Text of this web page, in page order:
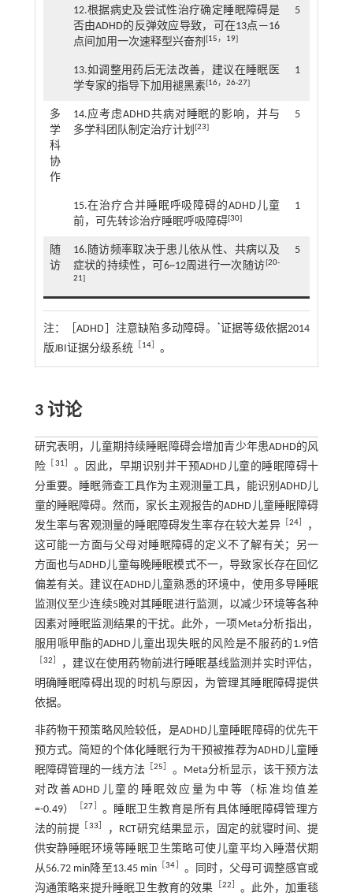
12.根据病史及尝试性治疗确定睡眠障碍是
否由ADHD的反弹效应导致，可在13点—16
点间加用一次速释型兴奋剂 [15， 19]
5
13.如调整用药后无法改善，建议在睡眠医
学专家的指导下加用褪黑素[16， 26-27]
1
多
学
科
协
作
14.应考虑ADHD共病对睡眠的影响，并与
多学科团队制定治疗计划 [23]
5
15.在治疗合并睡眠呼吸障碍的ADHD儿童
前，可先转诊治疗睡眠呼吸障碍[30]
1
随
访
16.随访频率取决于患儿依从性、共病以及
症状的持续性，可6~12周进行一次随访[20-
21]
5
注： ［ADHD］注意缺陷多动障碍。 *证据等级依据2014
版JBI证据分级系统［14］ 。
3 讨论
研究表明，儿童期持续睡眠障碍会增加青少年患ADHD的风
险 ［31］ 。因此，早期识别并干预ADHD儿童的睡眠障碍十
分重要。睡眠筛查工具作为主观测量工具，能识别ADHD儿
童的睡眠障碍。然而，家长主观报告的ADHD儿童睡眠障碍
发生率与客观测量的睡眠障碍发生率存在较大差异 ［24］
，
这可能一方面与父母对睡眠障碍的定义不了解有关；另一
方面也与ADHD儿童每晚睡眠模式不一，导致家长存在回忆
偏差有关。建议在ADHD儿童熟悉的环境中，使用多导睡眠
监测仪至少连续5晚对其睡眠进行监测，以减少环境等各种
因素对睡眠监测结果的干扰。此外，一项Meta分析指出，
服用哌甲酯的ADHD儿童出现失眠的风险是不服药的1.9倍
［32］
，建议在使用药物前进行睡眠基线监测并实时评估，
明确睡眠障碍出现的时机与原因，为管理其睡眠障碍提供
依据。
非药物干预策略风险较低，是ADHD儿童睡眠障碍的优先干
预方式。简短的个体化睡眠行为干预被推荐为ADHD儿童睡
眠障碍管理的一线方法 ［25］ 。Meta分析显示，该干预方法
对改善ADHD儿童的睡眠效应量为中等（标准均值差
=-0.49）
［27］ 。睡眠卫生教育是所有具体睡眠障碍管理方
法的前提 ［33］
，RCT研究结果显示，固定的就寝时间、提
供安静睡眠环境等睡眠卫生策略可使儿童平均入睡潜伏期
从56.72 min降至13.45 min［34］ 。同时，父母可调整感官或
沟通策略来提升睡眠卫生教育的效果 ［22］ 。此外，加重毯